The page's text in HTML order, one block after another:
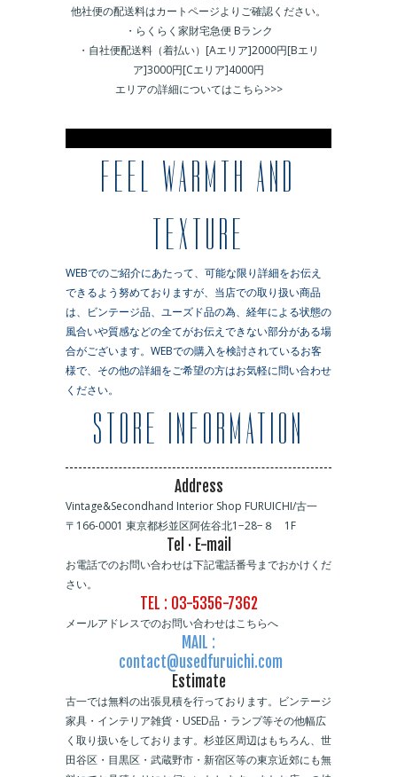
他社便の配送料はカートページよりご確認ください。
・らくらく家財宅急便 Bランク
・自社便配送料（着払い）[Aエリア]2000円[Bエリ
ア]3000円[Cエリア]4000円
エリアの詳細についてはこちら>>>
FEEL WARMTH AND
TEXTURE
WEBでのご紹介にあたって、可能な限り詳細をお伝え
できるよう努めておりますが、当店での取り扱い商品
は、ビンテージ品、ユーズド品の為、経年による状態の
風合いや質感などの全てがお伝えできない部分がある場
合がございます。WEBでの購入を検討されているお客
様で、その他の詳細をご希望の方はお気軽に問い合わせ
ください。
STORE INFORMATION
Address
Vintage&Secondhand Interior Shop FURUICHI/古一
〒166-0001 東京都杉並区阿佐谷北1−28−８ 1F
Tel · E-mail
お電話でのお問い合わせは下記電話番号までおかけくだ
さい。
TEL : 03-5356-7362
メールアドレスでのお問い合わせはこちらへ
MAIL :
contact@usedfuruichi.com
Estimate
古一では無料の出張見積を行っております。ビンテージ
家具・インテリア雑貨・USED品・ランプ等その他幅広
く取り扱いをしております。杉並区周辺はもちろん、世
田谷区・目黒区・武蔵野市・新宿区等の東京近郊にも無